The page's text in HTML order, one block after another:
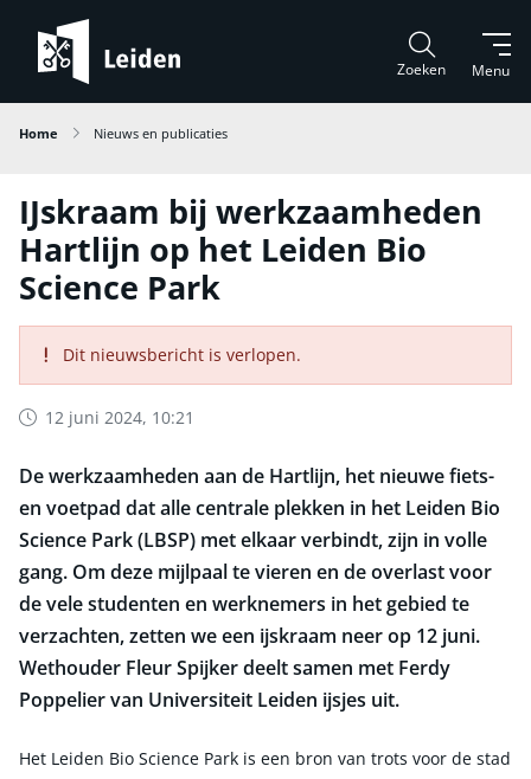
Menu
Zoeken
Home Nieuws en publicaties
IJskraam bij werkzaamheden
Hartlijn op het Leiden Bio
Science Park
Dit nieuwsbericht is verlopen.
12 juni 2024, 10:21
De werkzaamheden aan de Hartlijn, het nieuwe fiets-
en voetpad dat alle centrale plekken in het Leiden Bio
Science Park (LBSP) met elkaar verbindt, zijn in volle
gang. Om deze mijlpaal te vieren en de overlast voor
de vele studenten en werknemers in het gebied te
verzachten, zetten we een ijskraam neer op 12 juni.
Wethouder Fleur Spijker deelt samen met Ferdy
Poppelier van Universiteit Leiden ijsjes uit.
Het Leiden Bio Science Park is een bron van trots voor de stad